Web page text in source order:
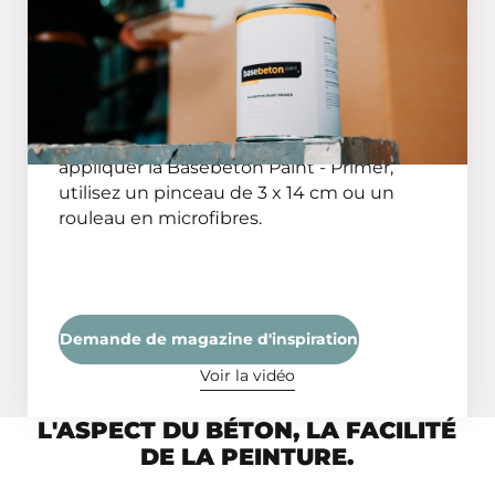
ÉTAPE 01
Appliquez une couche primaire sur la
surface avec Basebeton Paint - Primer.
Vous avez une surface absorbante ? Diluez
la Basebeton Paint - Primer avec 20%
d'eau ou appliquez deux couches. Pour
appliquer la Basebeton Paint - Primer,
utilisez un pinceau de 3 x 14 cm ou un
rouleau en microfibres.
Demande de magazine d'inspiration
Voir la vidéo
L'ASPECT DU BÉTON, LA FACILITÉ
DE LA PEINTURE.